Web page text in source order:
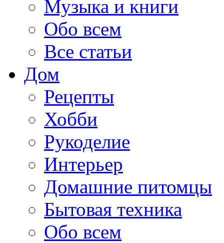
Музыка и книги
Обо всем
Все статьи
Дом
Рецепты
Хобби
Рукоделие
Интерьер
Домашние питомцы
Бытовая техника
Обо всем